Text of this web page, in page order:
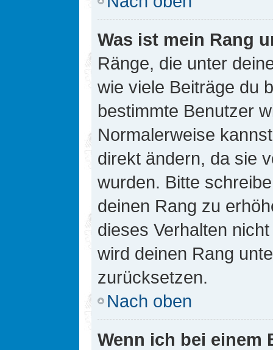
Was ist mein Rang
Ränge, die unter
wie viele Beiträge du
bestimmte Benutzer
Normalerweise
direkt ändern, da sie
wurden. Bitte
deinen Rang zu
dieses Verhalten
wird deinen Rang
zurücksetzen.
Nach oben
Wenn ich bei einem